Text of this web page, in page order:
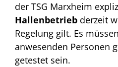
der TSG Marxheim
Hallenbetriebderzeit
Regelung gilt. Es
anwesenden Personen
getestet sein.